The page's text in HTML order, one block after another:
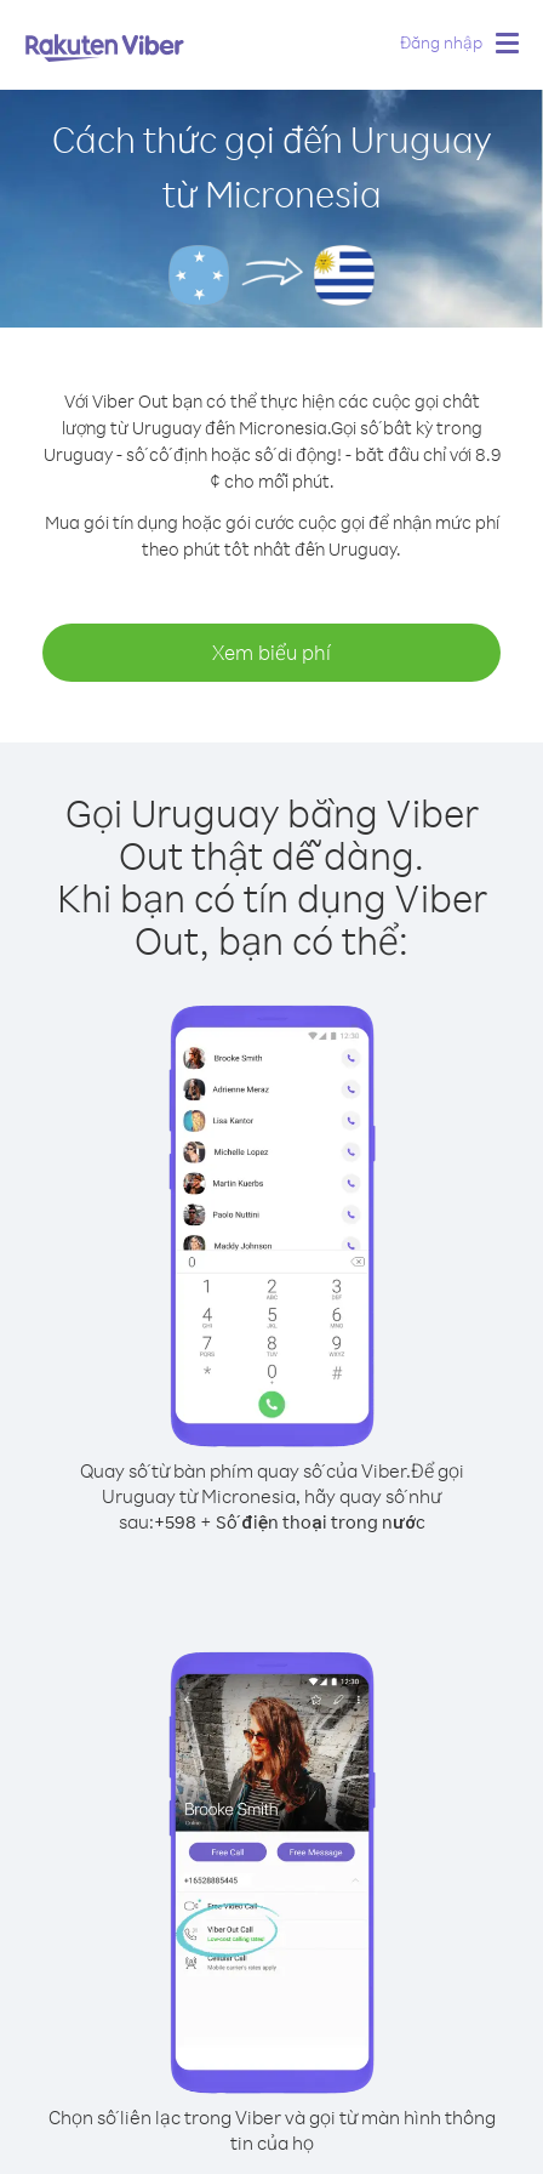
Đăng nhập
Cách thức gọi đến Uruguay
từ Micronesia
Với Viber Out bạn có thể thực hiện các cuộc gọi chất
lượng từ Uruguay đến Micronesia.Gọi số bất kỳ trong
Uruguay - số cố định hoặc số di động! - bắt đầu chỉ với 8.9
¢ cho mỗi phút.
Mua gói tín dụng hoặc gói cước cuộc gọi để nhận mức phí
theo phút tốt nhất đến Uruguay.
Xem biểu phí
Gọi Uruguay bằng Viber
Out thật dễ dàng.
Khi bạn có tín dụng Viber
Out, bạn có thể:
Quay số từ bàn phím quay số của Viber.Để gọi
Uruguay từ Micronesia, hãy quay số như
sau:+598 + Số điện thoại trong nước
Chọn số liên lạc trong Viber và gọi từ màn hình thông
tin của họ